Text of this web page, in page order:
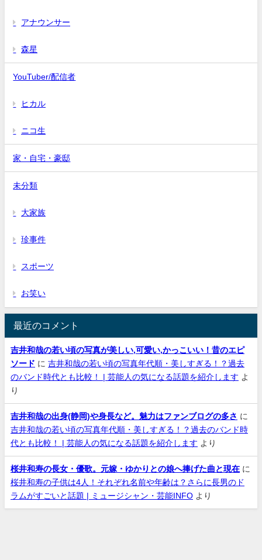
アナウンサー
森星
YouTuber/配信者
ヒカル
ニコ生
家・自宅・豪邸
未分類
大家族
珍事件
スポーツ
お笑い
最近のコメント
吉井和哉の若い頃の写真が美しい,可愛い,かっこいい！昔のエピ
ソード に 吉井和哉の若い頃の写真年代順・美しすぎる！？過去
のバンド時代とも比較！ | 芸能人の気になる話題を紹介します よ
り
吉井和哉の出身(静岡)や身長など。魅力はファンブログの多さ に
吉井和哉の若い頃の写真年代順・美しすぎる！？過去のバンド時
代とも比較！ | 芸能人の気になる話題を紹介します より
桜井和寿の長女・優歌。元嫁・ゆかりとの娘へ捧げた曲と現在 に
桜井和寿の子供は4人！それぞれ名前や年齢は？さらに長男のド
ラムがすごいと話題 | ミュージシャン・芸能INFO より